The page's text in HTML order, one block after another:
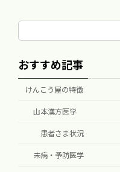
おすすめ記事
けんこう屋の特徴
山本漢方医学
患者さま状況
未病・予防医学